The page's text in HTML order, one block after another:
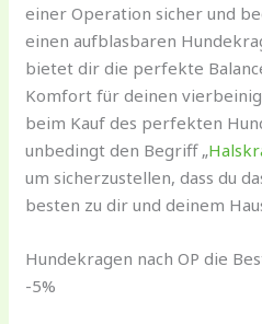
einer Operation sicher und
einen aufblasbaren
bietet dir die perfekte
Komfort für deinen
beim Kauf des perfekten
unbedingt den Begriff „
um sicherzustellen, dass du
besten zu dir und deinem
Hundekragen nach OP die
-5%